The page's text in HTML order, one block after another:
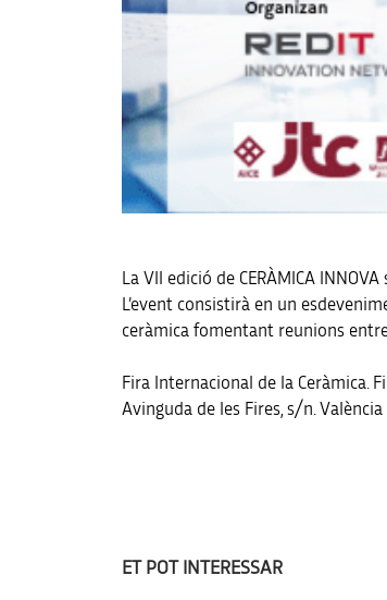
La VII edició de CERÀMICA
L’event consistirà en un
ceràmica fomentant reunions
Fira Internacional de la Ceràmica.
Avinguda de les Fires, s/n. València
ET POT INTERESSAR